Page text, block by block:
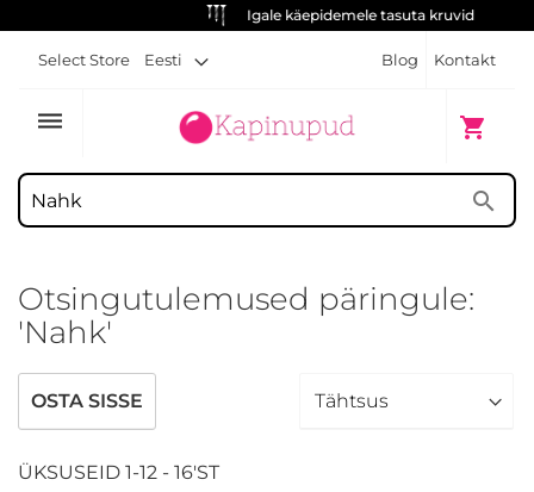
Igale käepidemele tasuta kruvid
Blog Kontakt
Select Store Eesti
dehaze shopping_cart
Minu
search
Otsingutulemused päringule:
'Nahk'
ÜKSUSEID 1-12 - 16'ST
OSTA SISSE